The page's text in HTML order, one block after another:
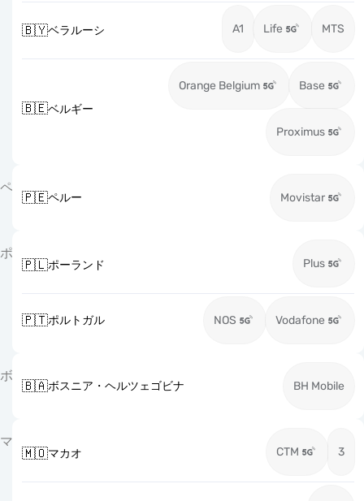
🇧🇾ベラルーシ A1 Life MTS
🇧🇪ベルギー
Orange Belgium Base
Proximus
ペ
🇵🇪ペルー Movistar
ポ
🇵🇱ポーランド Plus
🇵🇹ポルトガル NOS Vodafone
ボ
🇧🇦ボスニア・ヘルツェゴビナ BH Mobile
マ
🇲🇴マカオ CTM 3